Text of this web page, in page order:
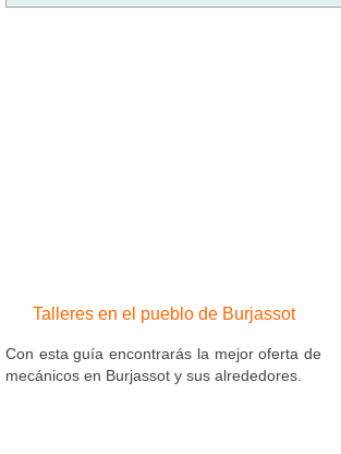
Talleres en el pueblo de Burjassot
Con esta guía encontrarás la mejor oferta de
mecánicos en Burjassot y sus alrededores.